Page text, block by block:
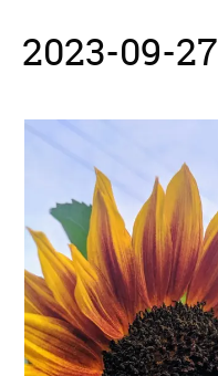
2023-09-27